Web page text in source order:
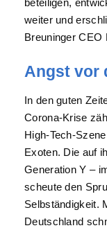
beteiligen,
weiter und
Breuninger CEO
Angst vor
In den guten
Corona-Krise
High-Tech-
Exoten. Die auf
Generation Y –
scheute den
Selbständigkeit.
Deutschland